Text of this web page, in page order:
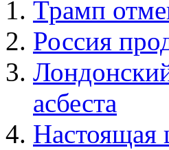
Трамп
Россия
асбеста
Настоящая